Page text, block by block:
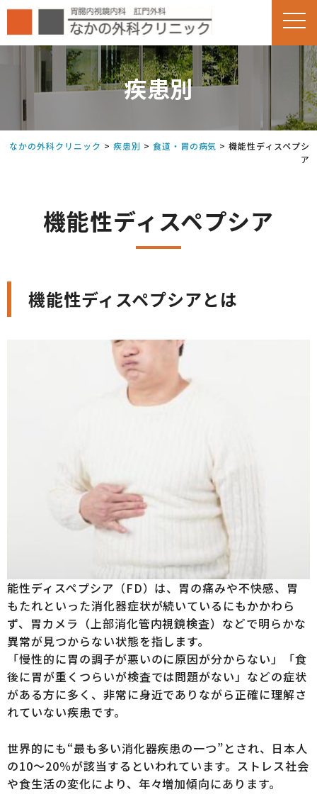
疾患別
なかの外科クリニック > 疾患別 > 食道・胃の病気 >機能性ディスペプシ
ア
機能性ディスペプシア
機能性ディスペプシアとは
能性ディスペプシア（FD）は、胃の痛みや不快感、胃
もたれといった消化器症状が続いているにもかかわら
ず、胃カメラ（上部消化管内視鏡検査）などで明らかな
異常が見つからない状態を指します。
「慢性的に胃の調子が悪いのに原因が分からない」「食
後に胃が重くつらいが検査では問題がない」などの症状
がある方に多く、非常に身近でありながら正確に理解さ
れていない疾患です。
世界的にも“最も多い消化器疾患の一つ”とされ、日本人
の10〜20％が該当するといわれています。ストレス社会
や食生活の変化により、年々増加傾向にあります。